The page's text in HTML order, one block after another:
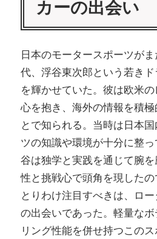
ト
カーの出会い
日本のモータースポーツが
代、浮谷東次郎という若き
を輝かせていた。彼は欧米
心を抱き、海外の情報を積
とで知られる。当時は日本
ツの知識や環境が十分に整
谷は独学と実践を通じて腕
性と挑戦心で頭角を現したの
とりわけ注目すべきは、ロ
の出会いであった。軽量な
リング性能を併せ持つこの